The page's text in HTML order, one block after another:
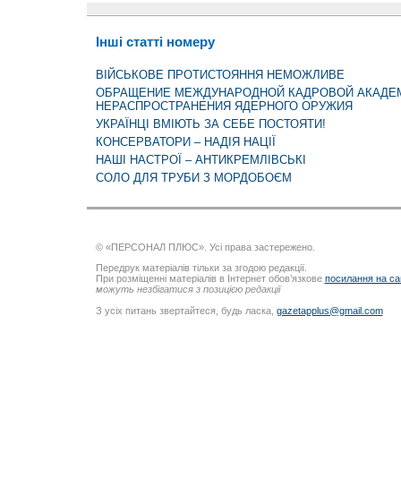
Інші статті номеру
ВІЙСЬКОВЕ ПРОТИСТОЯННЯ НЕМОЖЛИВЕ
ОБРАЩЕНИЕ МЕЖДУНАРОДНОЙ КАДРОВОЙ
НЕРАСПРОСТРАНЕНИЯ ЯДЕРНОГО ОРУЖИЯ
УКРАЇНЦІ ВМІЮТЬ ЗА СЕБЕ ПОСТОЯТИ!
КОНСЕРВАТОРИ – НАДІЯ НАЦІЇ
НАШІ НАСТРОЇ – АНТИКРЕМЛІВСЬКІ
СОЛО ДЛЯ ТРУБИ З МОРДОБОЄМ
© «ПЕРСОНАЛ ПЛЮС». Усі права застережено.
Передрук матеріалів тільки за згодою редакції.
При розміщенні матеріалів в Інтернет обов’язкове посилання на
можуть незбігатися з позицією редакції
З усіх питань звертайтеся, будь ласка, gazetapplus@gmail.com